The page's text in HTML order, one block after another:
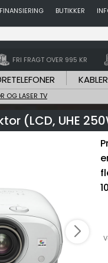
FINANSIERING BUTIKKER
FRI FRAGT OVER 995 KR
OG LASER TV
(LCD, UHE